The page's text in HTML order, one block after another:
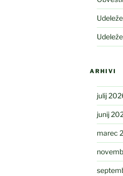
ARHIVI
julij
junij
marec